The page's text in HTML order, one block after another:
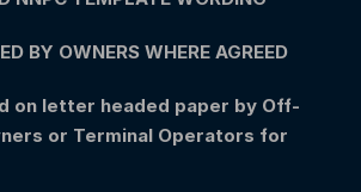
BY OWNERS WHERE AGREED
on letter headed paper by Off-
or Terminal Operators for